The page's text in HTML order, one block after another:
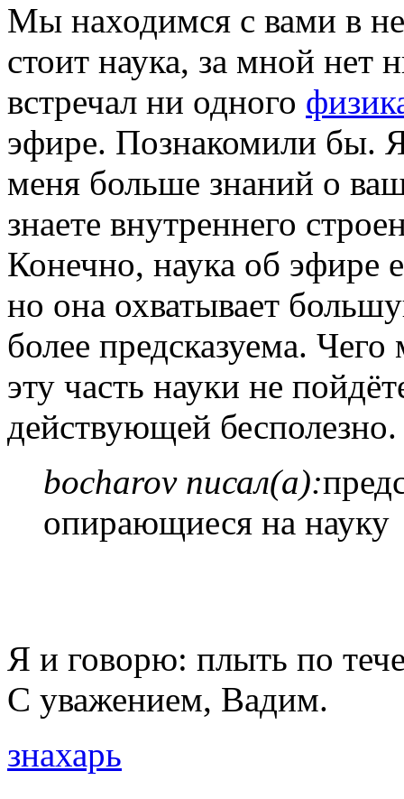
Мы находимся с вами в
стоит наука, за мной нет
встречал ни одного
эфире. Познакомили бы.
меня больше знаний о
знаете внутреннего
Конечно, наука об эфире
но она охватывает
более предсказуема.
эту часть науки не
действующей бесполезно.
bocharov писал(а):
опирающиеся на науку
Я и говорю: плыть по
С уважением, Вадим.
знахарь